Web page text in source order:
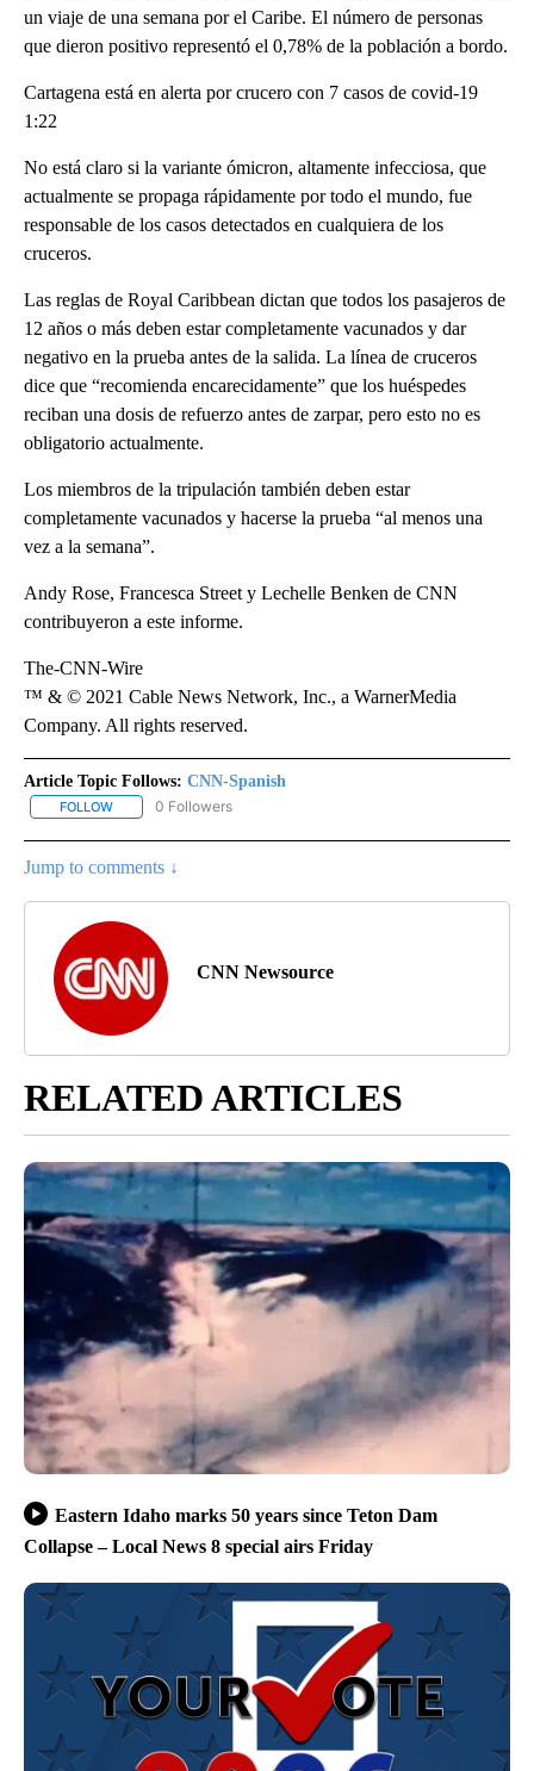
un viaje de una semana por el Caribe. El número de personas
que dieron positivo representó el 0,78% de la población a bordo.
Cartagena está en alerta por crucero con 7 casos de covid-19
1:22
No está claro si la variante ómicron, altamente infecciosa, que
actualmente se propaga rápidamente por todo el mundo, fue
responsable de los casos detectados en cualquiera de los
cruceros.
Las reglas de Royal Caribbean dictan que todos los pasajeros de
12 años o más deben estar completamente vacunados y dar
negativo en la prueba antes de la salida. La línea de cruceros
dice que “recomienda encarecidamente” que los huéspedes
reciban una dosis de refuerzo antes de zarpar, pero esto no es
obligatorio actualmente.
Los miembros de la tripulación también deben estar
completamente vacunados y hacerse la prueba “al menos una
vez a la semana”.
Andy Rose, Francesca Street y Lechelle Benken de CNN
contribuyeron a este informe.
The-CNN-Wire
™ & © 2021 Cable News Network, Inc., a WarnerMedia
Company. All rights reserved.
Article Topic Follows: CNN-Spanish
FOLLOW FOLLOW "CNN-SPANISH" TO RECEIVE NOTIFICATIONS ABOUT
0 Followers
Jump to comments ↓
CNN Newsource
RELATED ARTICLES
Eastern Idaho marks 50 years since Teton Dam
Collapse – Local News 8 special airs Friday